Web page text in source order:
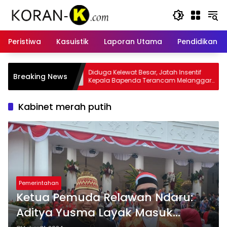
Peristiwa
Kasuistik Laporan Utama Pendidikan
Breaking News
Besar, Jatah Insentif
Terancam Melanggar
Kasus Insentif Pajak Listrik
Tersangka
Kabinet merah putih
Pemerintahan
Ketua Pemuda Relawan Ndaru:
Aditya Yusma Layak Masuk